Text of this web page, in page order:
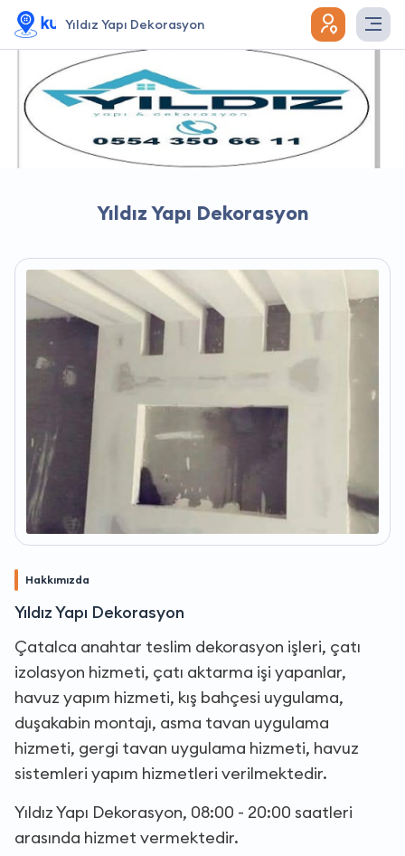
Yıldız Yapı Dekorasyon
Yıldız Yapı Dekorasyon
Hakkımızda
Yıldız Yapı Dekorasyon
Çatalca anahtar teslim dekorasyon işleri, çatı
izolasyon hizmeti, çatı aktarma işi yapanlar,
havuz yapım hizmeti, kış bahçesi uygulama,
duşakabin montajı, asma tavan uygulama
hizmeti, gergi tavan uygulama hizmeti, havuz
sistemleri yapım hizmetleri verilmektedir.
Yıldız Yapı Dekorasyon, 08:00 - 20:00 saatleri
arasında hizmet vermektedir.